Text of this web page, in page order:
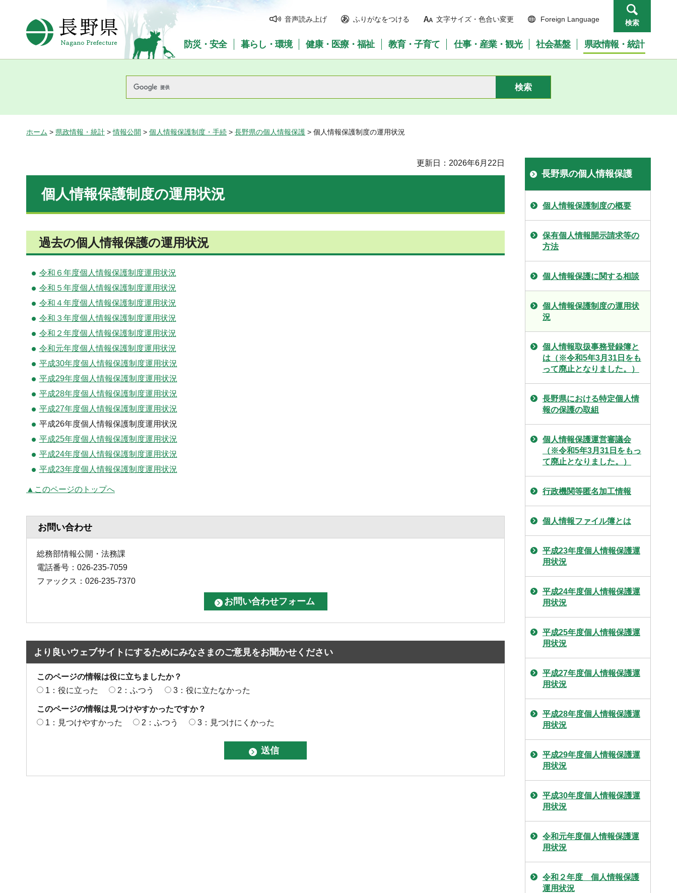
長野県Nagano Prefecture
音声読み上げ ふりがなをつける 文字サイズ・色合い変更 Foreign Language 検索
防災・安全 暮らし・環境 健康・医療・福祉 教育・子育て 仕事・産業・観光 社会基盤 県政情報・統計
ホーム > 県政情報・統計 >情報公開 > 個人情報保護制度・手続 > 長野県の個人情報保護 > 個人情報保護制度の運用状況
更新日：2026年6月22日
個人情報保護制度の運用状況
過去の個人情報保護の運用状況
令和６年度個人情報保護制度運用状況
令和５年度個人情報保護制度運用状況
令和４年度個人情報保護制度運用状況
令和３年度個人情報保護制度運用状況
令和２年度個人情報保護制度運用状況
令和元年度個人情報保護制度運用状況
平成30年度個人情報保護制度運用状況
平成29年度個人情報保護制度運用状況
平成28年度個人情報保護制度運用状況
平成27年度個人情報保護制度運用状況
平成26年度個人情報保護制度運用状況
平成25年度個人情報保護制度運用状況
平成24年度個人情報保護制度運用状況
平成23年度個人情報保護制度運用状況
▲このページのトップへ
お問い合わせ
総務部情報公開・法務課
電話番号：026-235-7059
ファックス：026-235-7370
より良いウェブサイトにするためにみなさまのご意見をお聞かせください
このページの情報は役に立ちましたか？
1：役に立った
2：ふつう 3：役に立たなかった
このページの情報は見つけやすかったですか？
1：見つけやすかった
2：ふつう 3：見つけにくかった
長野県の個人情報保護
個人情報保護制度の概要
保有個人情報開示請求等の
方法
個人情報保護に関する相談
個人情報保護制度の運用状
況
個人情報取扱事務登録簿と
は（※令和5年3月31日をも
って廃止となりました。）
長野県における特定個人情
報の保護の取組
個人情報保護運営審議会
（※令和5年3月31日をもっ
て廃止となりました。）
行政機関等匿名加工情報
個人情報ファイル簿とは
平成23年度個人情報保護運
用状況
平成24年度個人情報保護運
用状況
平成25年度個人情報保護運
用状況
平成27年度個人情報保護運
用状況
平成28年度個人情報保護運
用状況
平成29年度個人情報保護運
用状況
平成30年度個人情報保護運
用状況
令和元年度個人情報保護運
用状況
令和２年度 個人情報保護
運用状況